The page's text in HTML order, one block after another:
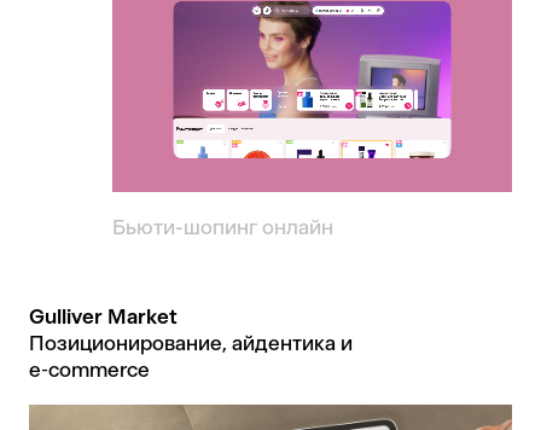
Бьюти-шопинг онлайн
Gulliver Market
Позиционирование, айдентика и
e‑commerce